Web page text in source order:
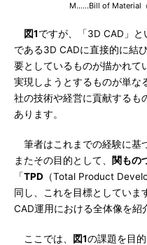
M……Bill of Material（
図1ですが、「3D CAD」
である3D CADに直接的に結
要としているものが描かれて
実現しようとするものが単な
社の技術や経営に貢献するも
あります。
筆者はこれまでの経験に基
またその目的として、
関もの
「TPD （Total Product
同し、これを目標としていま
CAD運用における全体像を紹
ここでは、 図1の課題を目